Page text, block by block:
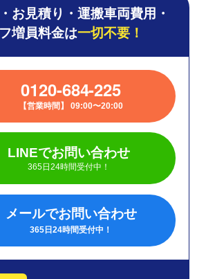
お見積り・運搬車両費用・
増員料金は一切不要！
0120-684-225
営業時間 09:00〜20:00
LINEでお問い合わせ
365日24時間受付中！
メールでお問い合わせ
365日24時間受付中！